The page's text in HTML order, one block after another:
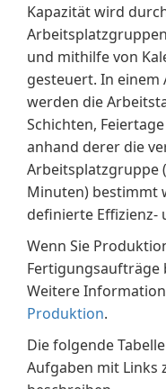
Kapazität wird
und mithilfe von
gesteuert. In
werden die
Schichten,
anhand derer die
Arbeitsplatzgruppe
Minuten) bestimmt
definierte Effizienz-
Wenn Sie
Fertigungsaufträge
Weitere
Produktion.
Die folgende
Aufgaben mit Links